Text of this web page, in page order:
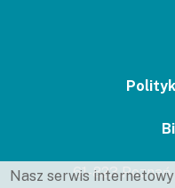
61-823
Nasz serwis